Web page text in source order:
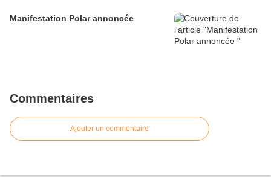
Manifestation Polar annoncée
Commentaires
Ajouter un commentaire